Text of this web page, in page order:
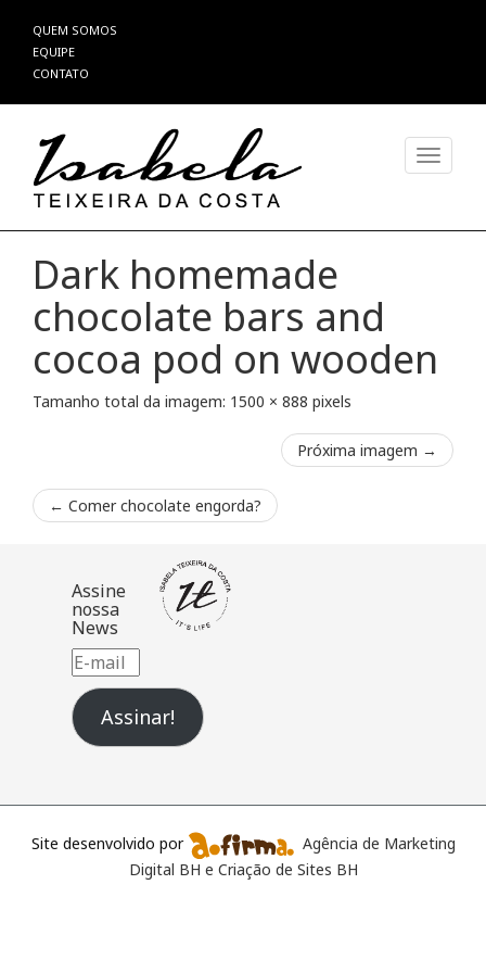
Pular
para
o
QUEM SOMOS
EQUIPE
CONTATO
Dark homemade
chocolate bars and
cocoa pod on wooden
Tamanho total da imagem: 1500 × 888 pixels
Próxima imagem →
← Comer chocolate engorda?
Assine
nossa
News
E-
mail
Assinar!
Site desenvolvido por
Agência de Marketing
Digital BH e Criação de Sites BH